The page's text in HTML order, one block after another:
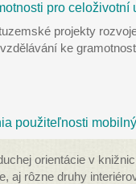
pro celoživotní
projekty
ke
použiteľnosti
orientácie v
aj rôzne druhy